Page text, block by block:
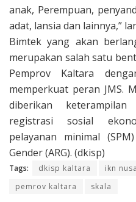
anak, Perempuan,
adat, lansia dan lainnya,”
Bimtek yang akan
merupakan salah satu
Pemprov Kaltara
memperkuat peran JMS.
diberikan
registrasi sosial
pelayanan minimal
Gender (ARG). (dkisp)
Tags: dkisp kaltara ikn
pemrov kaltara
skala